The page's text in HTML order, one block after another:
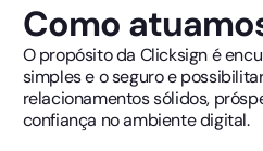
Como
O propósito da Clicksign é
simples e o seguro e
relacionamentos sólidos,
confiança no ambiente digital.